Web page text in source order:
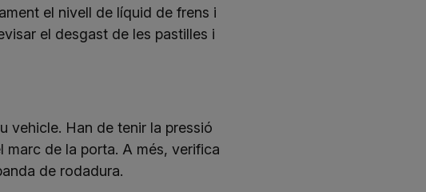
el nivell de líquid de frens i
el desgast de les pastilles i
vehicle. Han de tenir la pressió
marc de la porta. A més, verifica
de rodadura.